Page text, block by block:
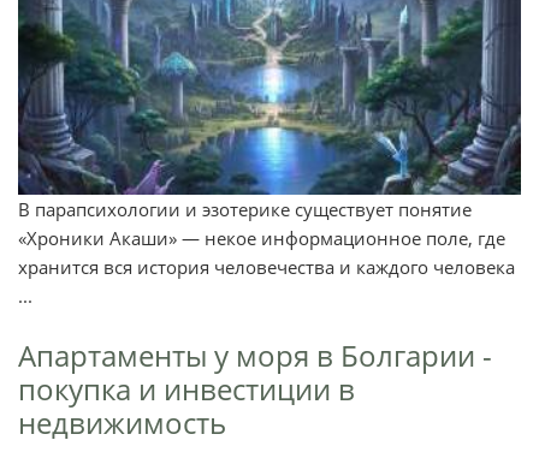
В парапсихологии и эзотерике существует понятие
«Хроники Акаши» — некое информационное поле, где
хранится вся история человечества и каждого человека
...
Апартаменты у моря в Болгарии -
покупка и инвестиции в
недвижимость